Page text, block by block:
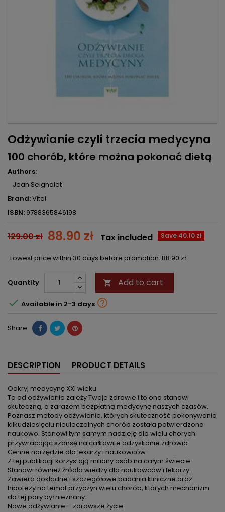
Odżywianie czyli trzecia medycyna
100 chorób, które można pokonać dietą
Authors:
Jean Seignalet
Brand:Vital
ISBN: 9788365846198
129.00 zł 88.90 zł Save 40.10 zł
Tax included
Lowest price within 30 days before promotion: 88.90 zł
Quantity  Add to cart
 Available in 2-3 days 
Share
DESCRIPTION PRODUCT DETAILS
Odkryj medycynę XXI wieku
To od odżywiania zależy Twoje zdrowie i to ono stanowi
skuteczną, a zarazem bezpłatną medycynę naszych czasów.
Poznasz metody odżywiania, których skuteczność pokonywania
kilkudziesięciu nieuleczalnych chorób została potwierdzona
naukowo. Stanowi tym samym nadzieję dla wielu chorych
przywracając szansę na całkowite odzyskanie zdrowia.
Cenne narzędzie dla lekarzy i naukowców
Z tej publikacji korzystają miliony osób na całym świecie.
Stanowi również źródło wiedzy dla naukowców i lekarzy.
Zawiera dokładne i szczegółowe badania kliniczne oraz
hipotezy na temat przyczyn wielu chorób, których mechanizm
do tej pory był nieznany.
Nowe odżywianie – zdrowsze życie.